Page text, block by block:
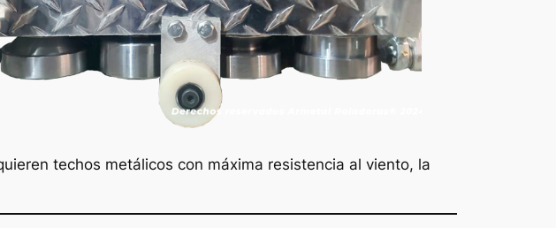
techos metálicos con máxima resistencia al viento, la